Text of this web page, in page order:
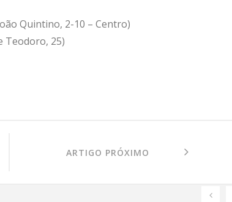
Quintino, 2-10 – Centro)
Teodoro, 25)
ARTIGO PRÓXIMO